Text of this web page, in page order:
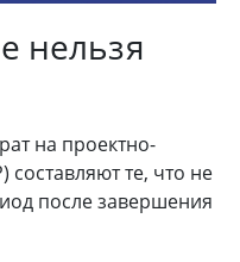
нельзя
на проектно-
те, что не
после завершения